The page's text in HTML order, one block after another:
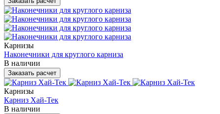
Карнизы
Наконечники для круглого карниза
В наличии
Заказать расчет
Карнизы
Карниз Хай-Тек
В наличии